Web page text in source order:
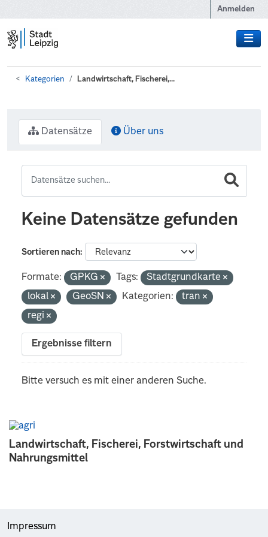
Anmelden
Kategorien Landwirtschaft, Fischerei,...
Landwirtschaft, Fischerei, Forstwirtschaft und
Nahrungsmittel
Datensätze Über uns
Keine Datensätze gefunden
Sortieren nach
Formate: GPKG Tags:
Stadtgrundkarte
lokal
GeoSN Kategorien:
tran
regi
Ergebnisse filtern
Bitte versuch es mit einer anderen Suche.
Impressum